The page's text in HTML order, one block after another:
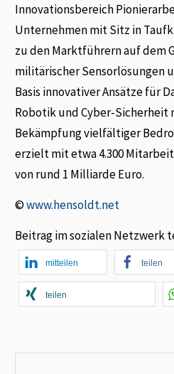
Innovationsbereich
Unternehmen mit Sitz in
zu den Marktführern auf dem
militärischer Sensorlösungen
Basis innovativer Ansätze für
Robotik und Cyber-Sicherheit
Bekämpfung vielfältiger
erzielt mit etwa 4.300
von rund 1 Milliarde Euro.
©www.hensoldt.net
Beitrag im sozialen Netzwerk
mitteilen teilen
teilen